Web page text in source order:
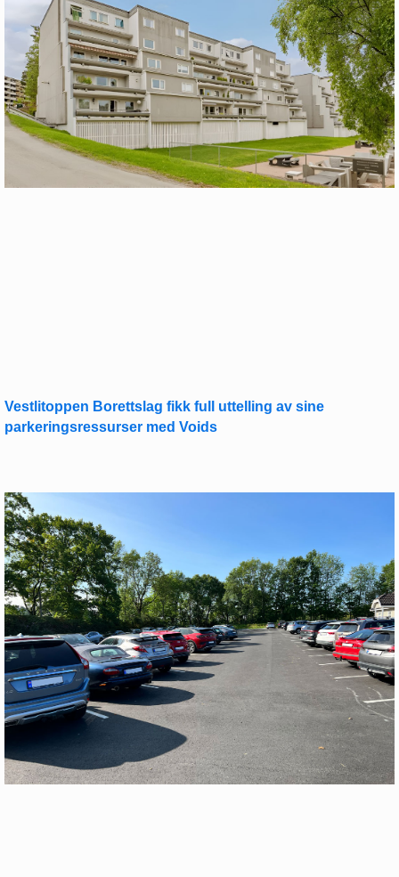
Vestlitoppen Borettslag fikk full uttelling av sine
parkeringsressurser med Voids